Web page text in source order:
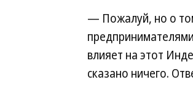
— Пожалуй, но о
влияет на этот
сказано ничего.